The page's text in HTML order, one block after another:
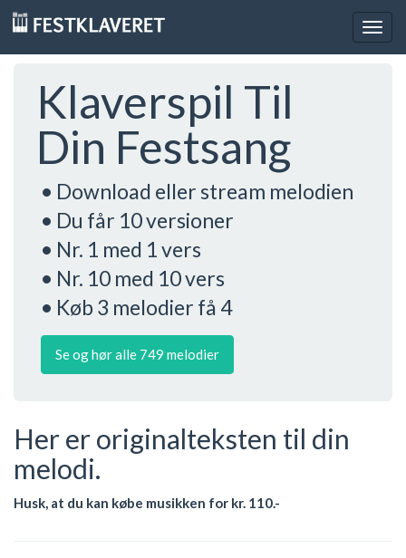
Klaverspil Til
Din Festsang
• Download eller stream melodien
• Du får 10 versioner
• Nr. 1 med 1 vers
• Nr. 10 med 10 vers
• Køb 3 melodier få 4
Se og hør alle 749 melodier
Her er originalteksten til din
melodi.
Husk, at du kan købe musikken for kr. 110.-